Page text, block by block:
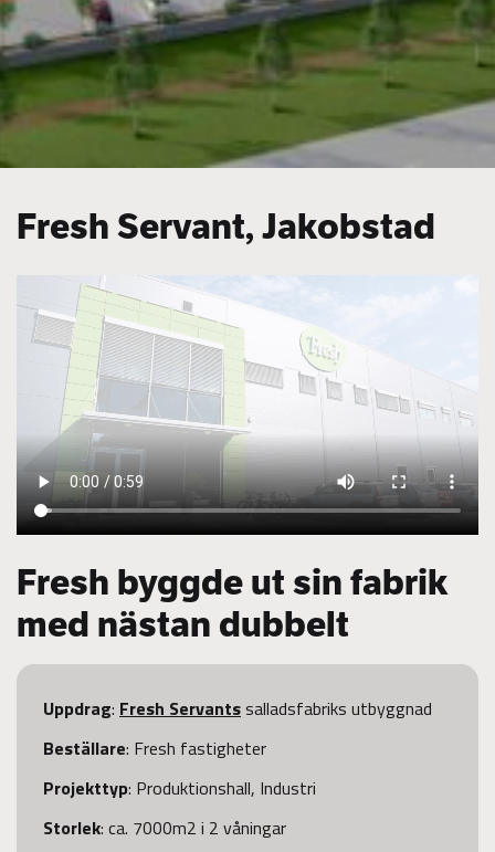
Fresh Servant, Jakobstad
Fresh byggde ut sin fabrik
med nästan dubbelt
Uppdrag: Fresh Servantssalladsfabriks utbyggnad
Beställare: Fresh fastigheter
Projekttyp: Produktionshall, Industri
Storlek: ca. 7000m2 i 2 våningar